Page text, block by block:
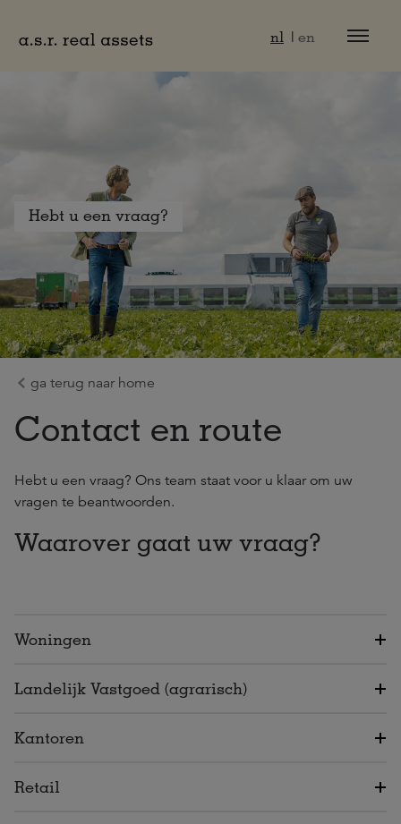
nl en
Hebt u een vraag?
ga terug naar home
Contact en route
Hebt u een vraag? Ons team staat voor u klaar om uw
vragen te beantwoorden.
Waarover gaat uw vraag?
Woningen
Landelijk Vastgoed (agrarisch)
Kantoren
Retail